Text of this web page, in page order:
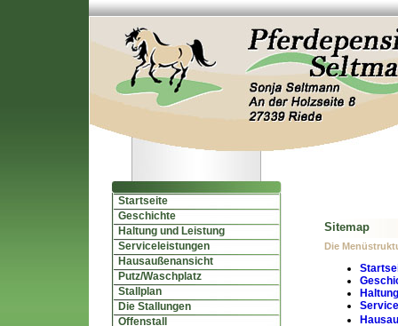
Startseite
Geschichte
Haltung und Leistung
Serviceleistungen
Hausaußenansicht
Putz/Waschplatz
Stallplan
Die Stallungen
Offenstall
Sitemap
Die